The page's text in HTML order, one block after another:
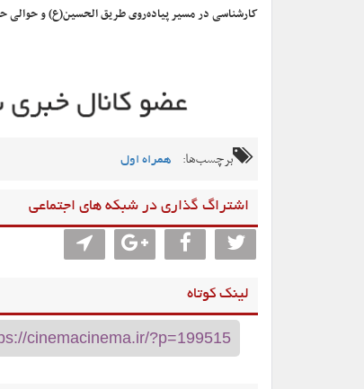
کارشناسی در مسیر پیاده‌روی طریق الحسین(ع) و حوالی
برچسب‌ها: همراه اول
اشتراگ گذاری در شبکه های اجتماعی
لینک کوتاه